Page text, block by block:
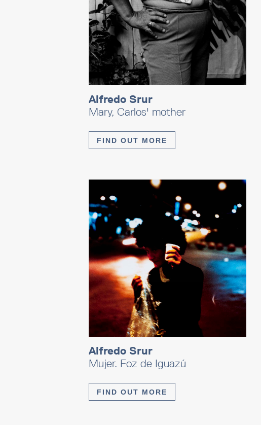
Alfredo Srur
Mary, Carlos' mother
FIND OUT MORE
Alfredo Srur
Mujer. Foz de Iguazú
FIND OUT MORE